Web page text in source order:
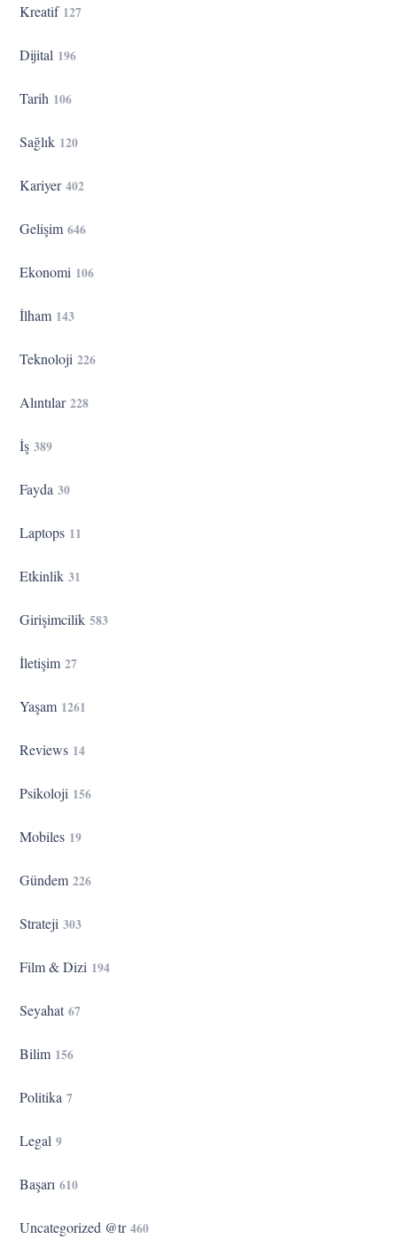
Kreatif 127
Dijital 196
Tarih 106
Sağlık 120
Kariyer402
Gelişim646
Ekonomi 106
İlham 143
Teknoloji226
Alıntılar228
İş389
Fayda30
Laptops 11
Etkinlik31
Girişimcilik583
İletişim27
Yaşam 1261
Reviews 14
Psikoloji 156
Mobiles 19
Gündem226
Strateji303
Film & Dizi 194
Seyahat67
Bilim 156
Politika7
Legal9
Başarı610
Uncategorized @tr460